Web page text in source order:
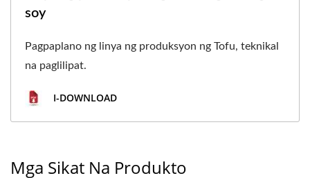
soy
Pagpaplano ng linya ng produksyon ng Tofu, teknikal
na paglilipat.
I-DOWNLOAD
Mga Sikat Na Produkto